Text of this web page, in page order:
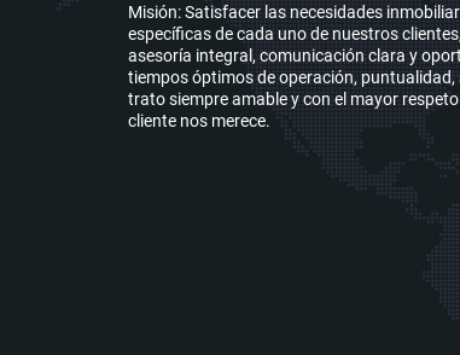
Misión: Satisfacer las necesidades
específicas de cada uno de nuestros
asesoría integral, comunicación clara y
tiempos óptimos de operación, puntualidad,
trato siempre amable y con el mayor respeto
cliente nos merece.